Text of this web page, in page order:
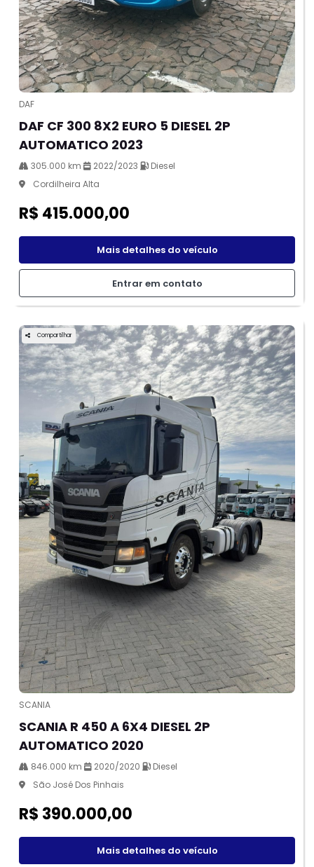
DAF
DAF CF 300 8X2 EURO 5 DIESEL 2P
AUTOMATICO 2023
305.000 km 2022/2023
Diesel
Cordilheira Alta
R$ 415.000,00
Mais detalhes do veículo
Entrar em contato
Compartilhar
SCANIA
SCANIA R 450 A 6X4 DIESEL 2P
AUTOMATICO 2020
846.000 km 2020/2020
Diesel
São José Dos Pinhais
R$ 390.000,00
Mais detalhes do veículo